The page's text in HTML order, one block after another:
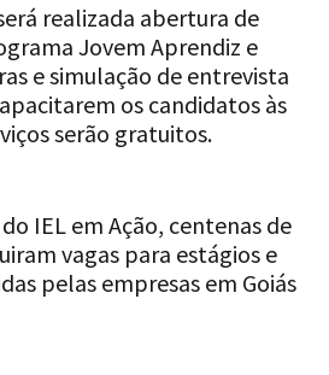
realizada abertura de
Jovem Aprendiz e
e simulação de entrevista
os candidatos às
serão gratuitos.
IEL em Ação, centenas de
vagas para estágios e
pelas empresas em Goiás